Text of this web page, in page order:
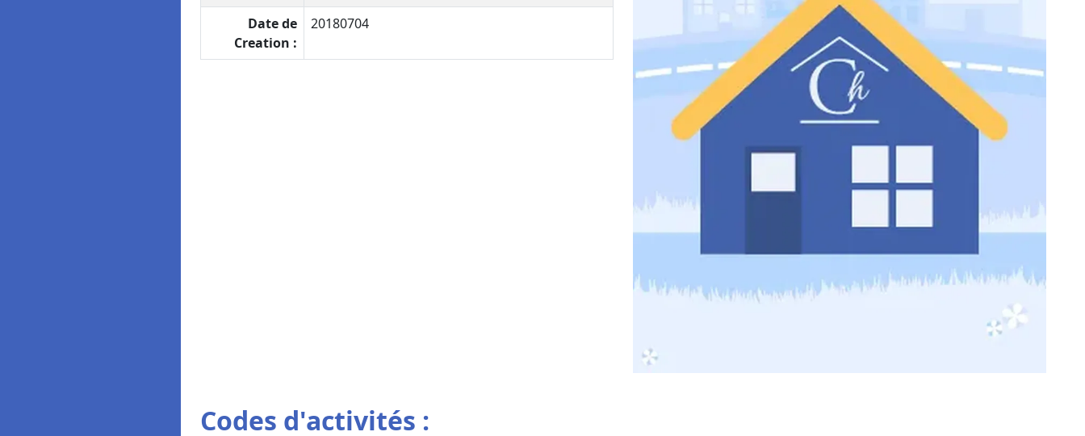
Date de
Creation :
20180704
Codes d'activités :